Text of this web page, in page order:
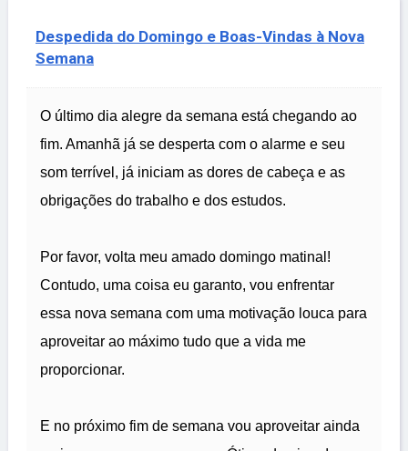
Despedida do Domingo e Boas-Vindas à Nova
Semana
O último dia alegre da semana está chegando ao
fim. Amanhã já se desperta com o alarme e seu
som terrível, já iniciam as dores de cabeça e as
obrigações do trabalho e dos estudos.
Por favor, volta meu amado domingo matinal!
Contudo, uma coisa eu garanto, vou enfrentar
essa nova semana com uma motivação louca para
aproveitar ao máximo tudo que a vida me
proporcionar.
E no próximo fim de semana vou aproveitar ainda